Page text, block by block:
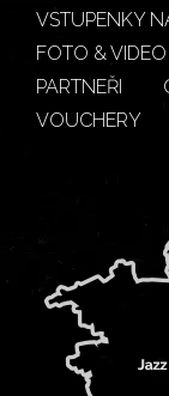
VSTUPENKY
FOTO & VIDEO
PARTNEŘI
VOUCHERY